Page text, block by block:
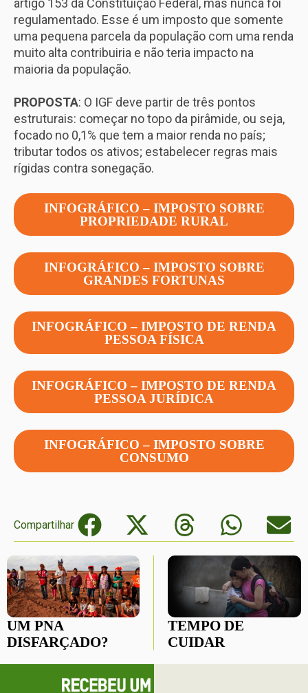
artigo 153 da Constituição Federal, mas nunca foi
regulamentado. Esse é um imposto que somente
uma pequena parcela da população com uma renda
muito alta contribuiria e não teria impacto na
maioria da população.
PROPOSTA: O IGF deve partir de três pontos
estruturais: começar no topo da pirâmide, ou seja,
focado no 0,1% que tem a maior renda no país;
tributar todos os ativos; estabelecer regras mais
rígidas contra sonegação.
INFOGRÁFICO – IMPOSTO SOBRE
PROPRIEDADE RURAL
INFOGRÁFICO – IMPOSTO SOBRE
GRANDES FORTUNAS
INFOGRÁFICO – IMPOSTO DE RENDA
PESSOA FÍSICA
INFOGRÁFICO – IMPOSTO DE RENDA
PESSOA JURÍDICA
INFOGRÁFICO – IMPOSTO SOBRE
CONSUMO
Compartilhar
UM PNA
DISFARÇADO?
TEMPO DE
CUIDAR